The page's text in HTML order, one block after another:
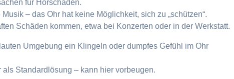
für Hörschäden.
– das Ohr hat keine Möglichkeit, sich zu „schützen“.
Schäden kommen, etwa bei Konzerten oder in der Werkstatt.
Umgebung ein Klingeln oder dumpfes Gefühl im Ohr
Standardlösung – kann hier vorbeugen.